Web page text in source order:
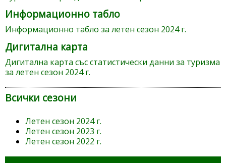
Информационно табло
Информационно табло за летен сезон 2024 г.
Дигитална карта
Дигитална карта със статистически данни за туризма
за летен сезон 2024 г.
Всички сезони
Летен сезон 2024 г.
Летен сезон 2023 г.
Летен сезон 2022 г.